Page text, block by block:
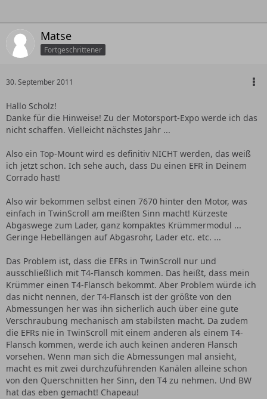
Matse
Fortgeschrittener
30. September 2011
Hallo Scholz!
Danke für die Hinweise! Zu der Motorsport-Expo werde ich das
nicht schaffen. Vielleicht nächstes Jahr ...
Also ein Top-Mount wird es definitiv NICHT werden, das weiß
ich jetzt schon. Ich sehe auch, dass Du einen EFR in Deinem
Corrado hast!
Also wir bekommen selbst einen 7670 hinter den Motor, was
einfach in TwinScroll am meißten Sinn macht! Kürzeste
Abgaswege zum Lader, ganz kompaktes Krümmermodul ...
Geringe Hebellängen auf Abgasrohr, Lader etc. etc. ...
Das Problem ist, dass die EFRs in TwinScroll nur und
ausschließlich mit T4-Flansch kommen. Das heißt, dass mein
Krümmer einen T4-Flansch bekommt. Aber Problem würde ich
das nicht nennen, der T4-Flansch ist der größte von den
Abmessungen her was ihn sicherlich auch über eine gute
Verschraubung mechanisch am stabilsten macht. Da zudem
die EFRs nie in TwinScroll mit einem anderen als einem T4-
Flansch kommen, werde ich auch keinen anderen Flansch
vorsehen. Wenn man sich die Abmessungen mal ansieht,
macht es mit zwei durchzuführenden Kanälen alleine schon
von den Querschnitten her Sinn, den T4 zu nehmen. Und BW
hat das eben gemacht! Chapeau!